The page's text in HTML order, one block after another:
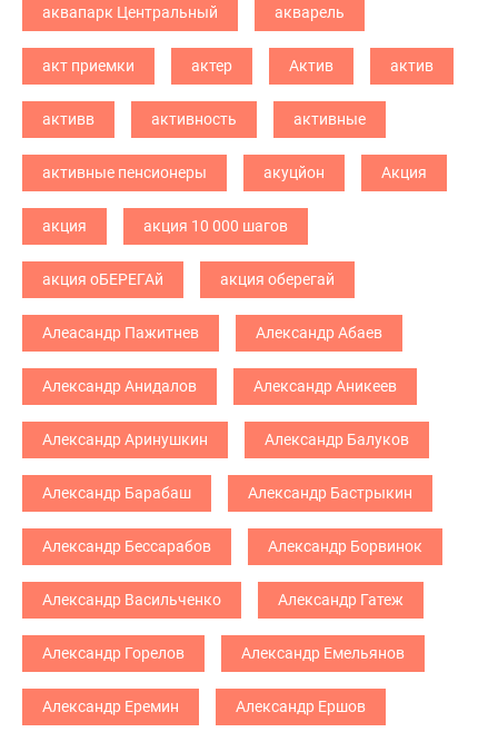
аквапарк Центральный акварель
акт приемки актер Актив актив
активв активность активные
активные пенсионеры акуцйон Акция
акция акция 10 000 шагов
акция оБЕРЕГАй акция оберегай
Алеасандр Пажитнев Александр Абаев
Александр Анидалов Александр Аникеев
Александр Аринушкин Александр Балуков
Александр Барабаш Александр Бастрыкин
Александр Бессарабов Александр Борвинок
Александр Васильченко Александр Гатеж
Александр Горелов Александр Емельянов
Александр Еремин Александр Ершов